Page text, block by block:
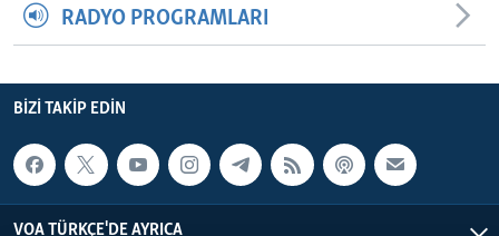
RADYO PROGRAMLARI
BIZI TAKIP EDIN
VOA TÜRKÇE'DE AYRICA